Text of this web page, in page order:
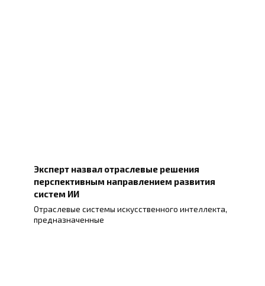
Эксперт назвал отраслевые решения
перспективным направлением развития
систем ИИ
Отраслевые системы искусственного интеллекта,
предназначенные